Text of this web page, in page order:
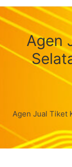
Agen
Agen Jual Tiket